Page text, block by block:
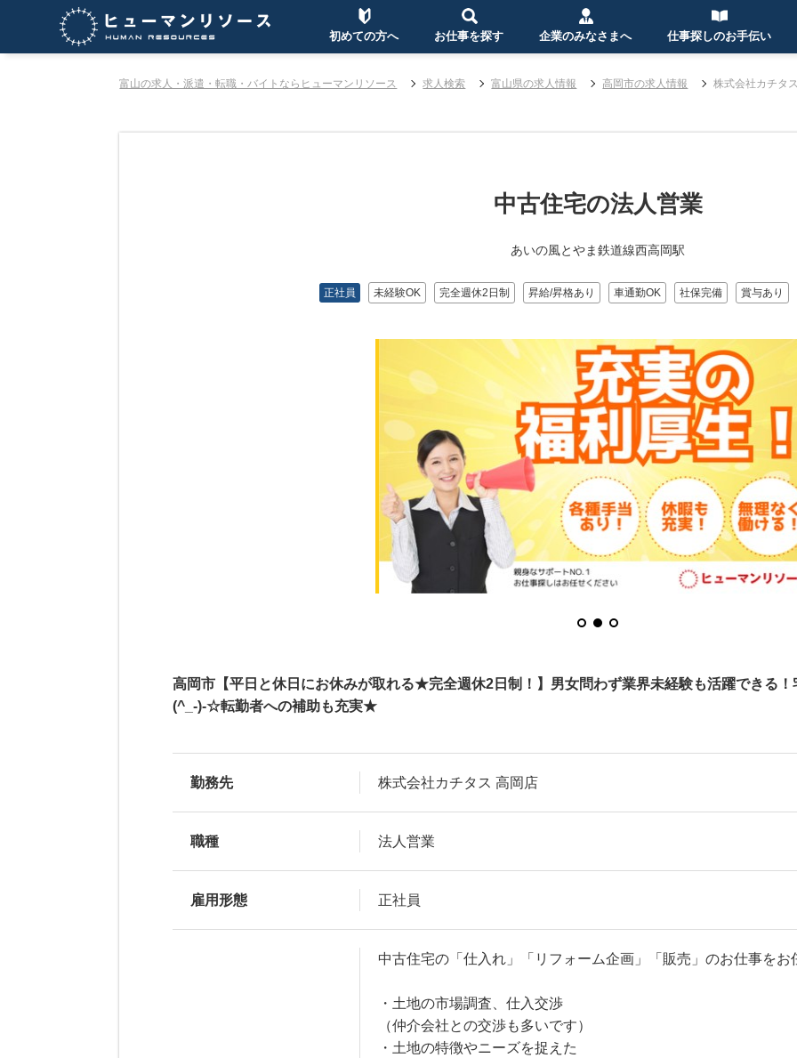
初めての方へ お仕事を探す 企業のみなさまへ 仕事探しのお手伝い
富山の求人・派遣・転職・バイトならヒューマンリソース 求人検索 富山県の求人情報 高岡市の求人情報 株式会社カチタ
中古住宅の法人営業
あいの風とやま鉄道線西高岡駅
正社員 未経験OK 完全週休2日制 昇給/昇格あり 車通勤OK 社保完備 賞与あり
高岡市【平日と休日にお休みが取れる★完全週休2日制！】男女問わず業界未経験も活躍できる
(^_-)-☆転勤者への補助も充実★
勤務先 株式会社カチタス 高岡店
職種 法人営業
雇用形態 正社員
中古住宅の「仕入れ」「リフォーム企画」「販売」のお仕事をお
・土地の市場調査、仕入交渉
（仲介会社との交渉も多いです）
・土地の特徴やニーズを捉えた